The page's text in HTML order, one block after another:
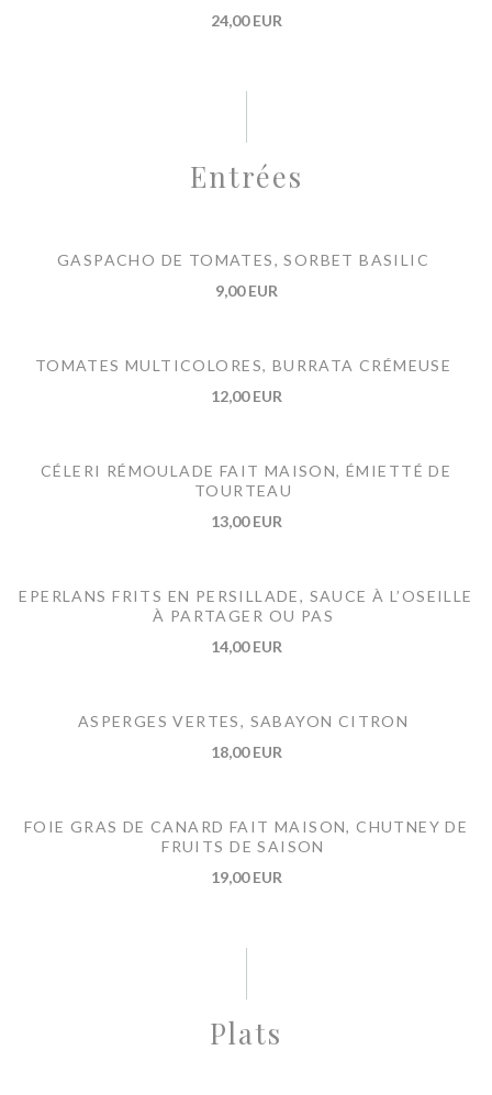
24,00 EUR
Entrées
GASPACHO DE TOMATES, SORBET BASILIC
9,00 EUR
TOMATES MULTICOLORES, BURRATA CRÉMEUSE
12,00 EUR
CÉLERI RÉMOULADE FAIT MAISON, ÉMIETTÉ DE
TOURTEAU
13,00 EUR
EPERLANS FRITS EN PERSILLADE, SAUCE À L’OSEILLE
À PARTAGER OU PAS
14,00 EUR
ASPERGES VERTES, SABAYON CITRON
18,00 EUR
FOIE GRAS DE CANARD FAIT MAISON, CHUTNEY DE
FRUITS DE SAISON
19,00 EUR
Plats